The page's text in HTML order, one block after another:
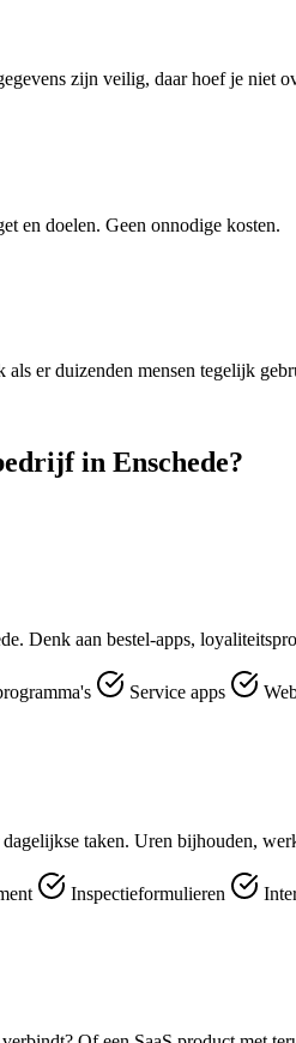
zijn veilig, daar hoef je niet
en doelen. Geen onnodige kosten.
er duizenden mensen tegelijk
in Enschede?
Denk aan bestel-apps,
Service apps
taken. Uren bijhouden,
Inspectieformulieren